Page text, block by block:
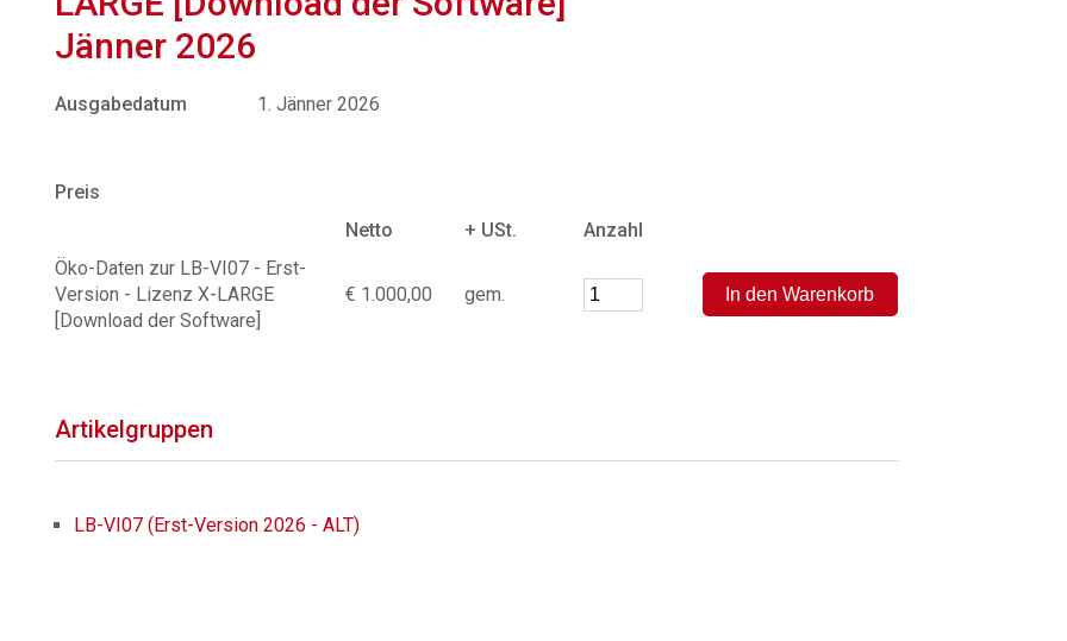
Jänner 2026
Ausgabedatum 1. Jänner 2026
Preis
Netto
+ USt.
Anzahl
Öko-Daten zur LB-VI07 - Erst-
Version - Lizenz X-LARGE
[Download der Software]
€ 1.000,00 gem.
Artikelgruppen
LB-VI07 (Erst-Version 2026 - ALT)